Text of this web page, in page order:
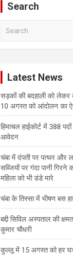
Search
Latest News
सड़कों की बदहाली को लेकर
10 अगस्त को आंदोलन का
हिमाचल हाईकोर्ट में 388
आवेदन
चंबा में दंपती पर पत्थर और
सब्जियों पर गंदा पानी गिरने
महिला को भी डंडे मारे
चंबा के तिस्सा में भीषण बस
बद्दी सिविल अस्पताल की
कुमार चौधरी
कुल्लू में 15 अगस्त को हर घर